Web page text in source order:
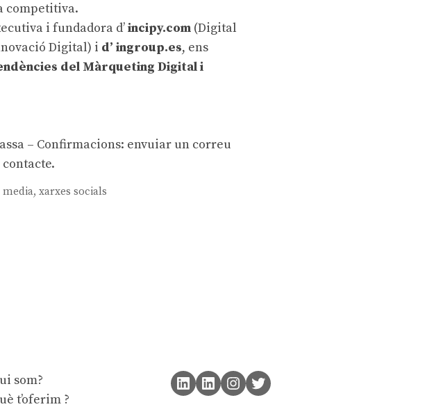
competitiva.
i fundadora d’incipy.com (Digital
Digital) i d’ ingroup.es, ens
del Màrqueting Digital i
– Confirmacions: envuiar un correu
media,xarxes socials
som?
t’oferim ?